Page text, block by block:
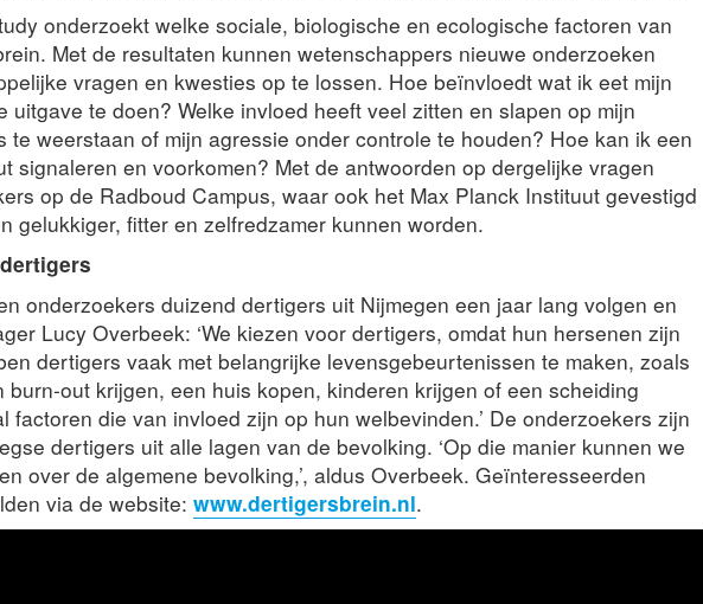
onderzoekt welke sociale, biologische en ecologische factoren van
Met de resultaten kunnen wetenschappers nieuwe onderzoeken
vragen en kwesties op te lossen. Hoe beïnvloedt wat ik eet mijn
uitgave te doen? Welke invloed heeft veel zitten en slapen op mijn
te weerstaan of mijn agressie onder controle te houden? Hoe kan ik een
signaleren en voorkomen? Met de antwoorden op dergelijke vragen
op de Radboud Campus, waar ook het Max Planck Instituut gevestigd
gelukkiger, fitter en zelfredzamer kunnen worden.
onderzoekers duizend dertigers uit Nijmegen een jaar lang volgen en
Lucy Overbeek: ‘We kiezen voor dertigers, omdat hun hersenen zijn
dertigers vaak met belangrijke levensgebeurtenissen te maken, zoals
burn-out krijgen, een huis kopen, kinderen krijgen of een scheiding
factoren die van invloed zijn op hun welbevinden.’ De onderzoekers zijn
dertigers uit alle lagen van de bevolking. ‘Op die manier kunnen we
over de algemene bevolking,’, aldus Overbeek. Geïnteresseerden
via de website: www.dertigersbrein.nl.